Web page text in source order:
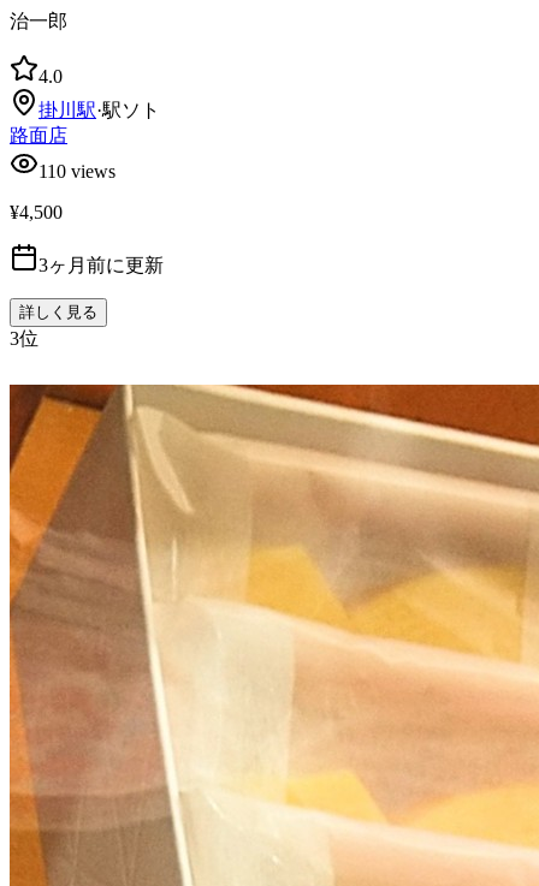
治一郎
4.0
掛川 駅·駅ソト
路面店
110 views
¥4,500
3ヶ月前に更新
詳しく見る
3位